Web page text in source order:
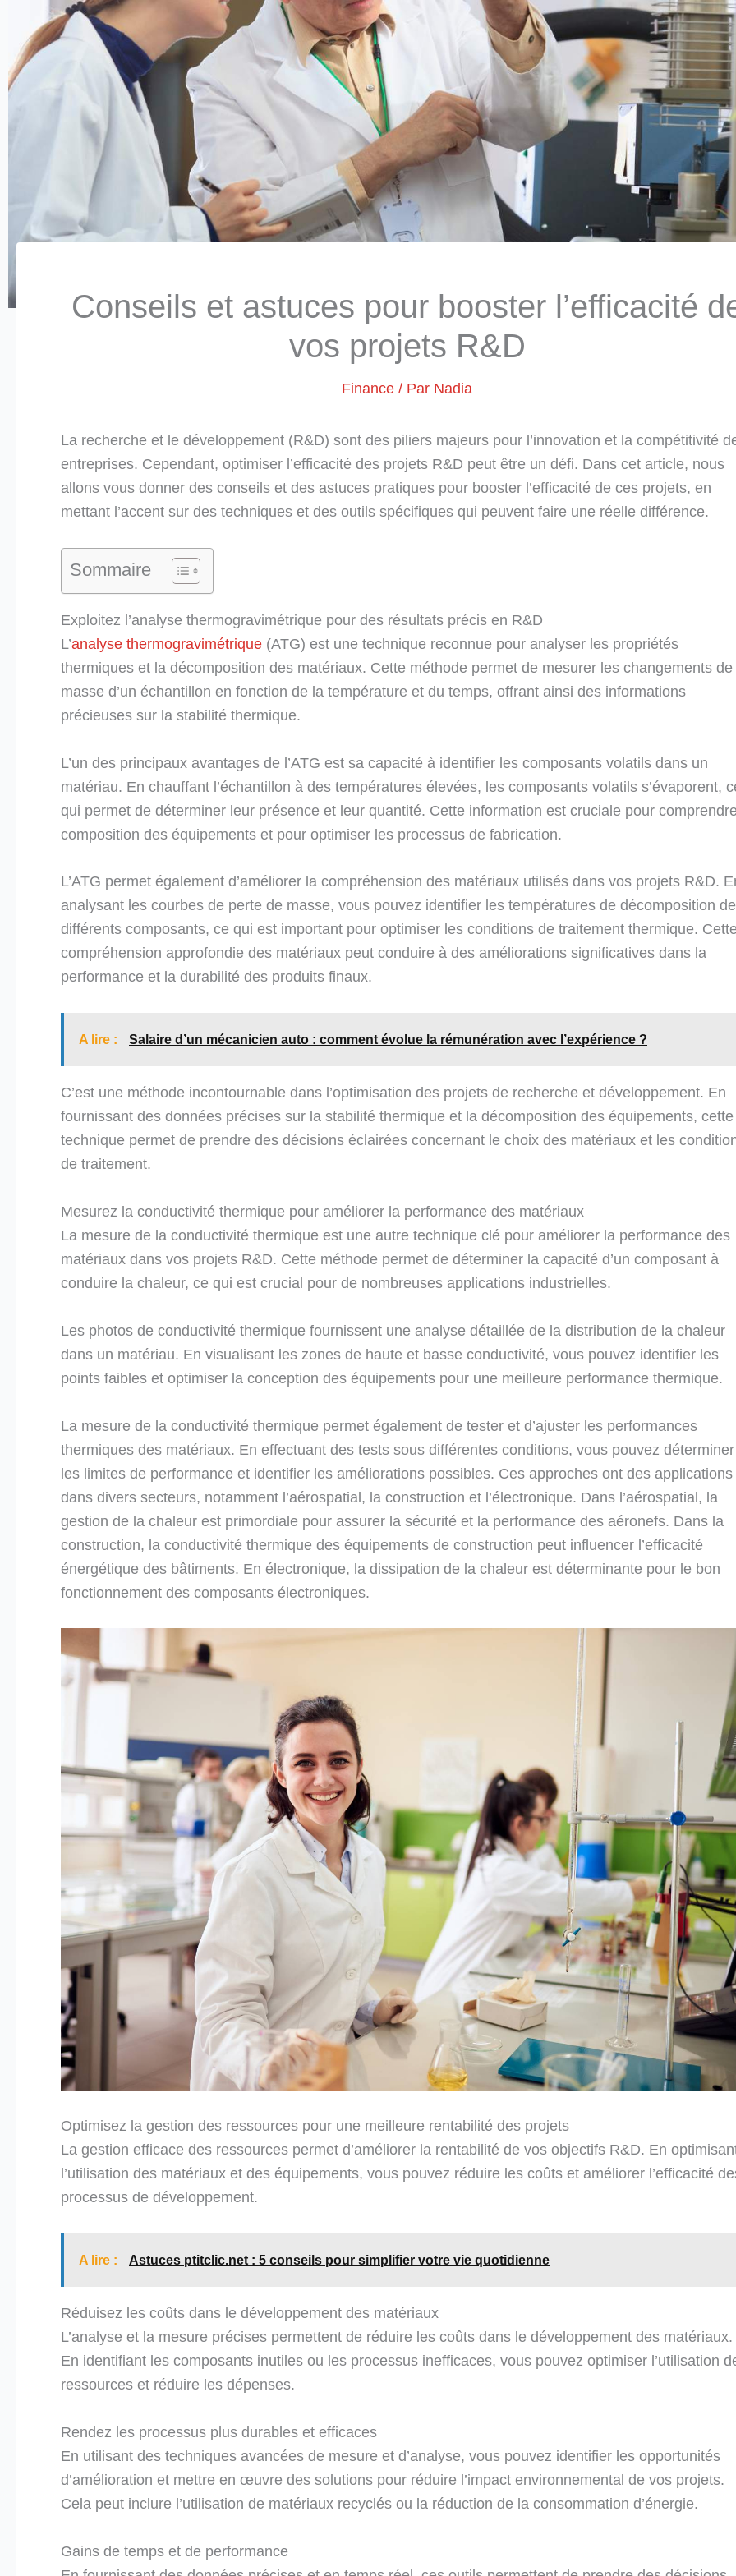
Conseils et astuces pour booster l’efficacité
vos projets R&D
Finance / Par Nadia
La recherche et le développement (R&D) sont des piliers majeurs pour l’innovation et la compétitivité
entreprises. Cependant, optimiser l’efficacité des projets R&D peut être un défi. Dans cet article, nous
allons vous donner des conseils et des astuces pratiques pour booster l’efficacité de ces projets, en
mettant l’accent sur des techniques et des outils spécifiques qui peuvent faire une réelle différence.
Sommaire
Exploitez l’analyse thermogravimétrique pour des résultats précis en R&D
L’analyse thermogravimétrique (ATG) est une technique reconnue pour analyser les propriétés
thermiques et la décomposition des matériaux. Cette méthode permet de mesurer les changements de
masse d’un échantillon en fonction de la température et du temps, offrant ainsi des informations
précieuses sur la stabilité thermique.
L’un des principaux avantages de l’ATG est sa capacité à identifier les composants volatils dans un
matériau. En chauffant l’échantillon à des températures élevées, les composants volatils s’évaporent,
qui permet de déterminer leur présence et leur quantité. Cette information est cruciale pour
composition des équipements et pour optimiser les processus de fabrication.
L’ATG permet également d’améliorer la compréhension des matériaux utilisés dans vos projets R&D.
analysant les courbes de perte de masse, vous pouvez identifier les températures de décomposition
différents composants, ce qui est important pour optimiser les conditions de traitement thermique.
compréhension approfondie des matériaux peut conduire à des améliorations significatives dans la
performance et la durabilité des produits finaux.
A lire : Salaire d’un mécanicien auto : comment évolue la rémunération avec l’expérience ?
C’est une méthode incontournable dans l’optimisation des projets de recherche et développement. En
fournissant des données précises sur la stabilité thermique et la décomposition des équipements, cette
technique permet de prendre des décisions éclairées concernant le choix des matériaux et les
de traitement.
Mesurez la conductivité thermique pour améliorer la performance des matériaux
La mesure de la conductivité thermique est une autre technique clé pour améliorer la performance des
matériaux dans vos projets R&D. Cette méthode permet de déterminer la capacité d’un composant à
conduire la chaleur, ce qui est crucial pour de nombreuses applications industrielles.
Les photos de conductivité thermique fournissent une analyse détaillée de la distribution de la chaleur
dans un matériau. En visualisant les zones de haute et basse conductivité, vous pouvez identifier les
points faibles et optimiser la conception des équipements pour une meilleure performance thermique.
La mesure de la conductivité thermique permet également de tester et d’ajuster les performances
thermiques des matériaux. En effectuant des tests sous différentes conditions, vous pouvez déterminer
les limites de performance et identifier les améliorations possibles. Ces approches ont des applications
dans divers secteurs, notamment l’aérospatial, la construction et l’électronique. Dans l’aérospatial, la
gestion de la chaleur est primordiale pour assurer la sécurité et la performance des aéronefs. Dans la
construction, la conductivité thermique des équipements de construction peut influencer l’efficacité
énergétique des bâtiments. En électronique, la dissipation de la chaleur est déterminante pour le bon
fonctionnement des composants électroniques.
Optimisez la gestion des ressources pour une meilleure rentabilité des projets
La gestion efficace des ressources permet d’améliorer la rentabilité de vos objectifs R&D. En
l’utilisation des matériaux et des équipements, vous pouvez réduire les coûts et améliorer l’efficacité
processus de développement.
A lire : Astuces ptitclic.net : 5 conseils pour simplifier votre vie quotidienne
Réduisez les coûts dans le développement des matériaux
L’analyse et la mesure précises permettent de réduire les coûts dans le développement des matériaux.
En identifiant les composants inutiles ou les processus inefficaces, vous pouvez optimiser l’utilisation
ressources et réduire les dépenses.
Rendez les processus plus durables et efficaces
En utilisant des techniques avancées de mesure et d’analyse, vous pouvez identifier les opportunités
d’amélioration et mettre en œuvre des solutions pour réduire l’impact environnemental de vos projets.
Cela peut inclure l’utilisation de matériaux recyclés ou la réduction de la consommation d’énergie.
Gains de temps et de performance